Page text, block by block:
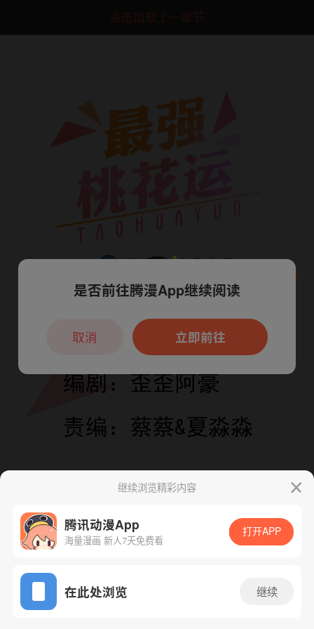
点击加载上一章节
App免费看
下一话
继续浏览精彩内容
腾讯动漫App
海量漫画 新人7天免费看
打开APP
在此处浏览 继续
本章节仅支持App阅读，可打开App新用
户7天免费看
是否前往腾漫App继续阅读
立即前往
取消